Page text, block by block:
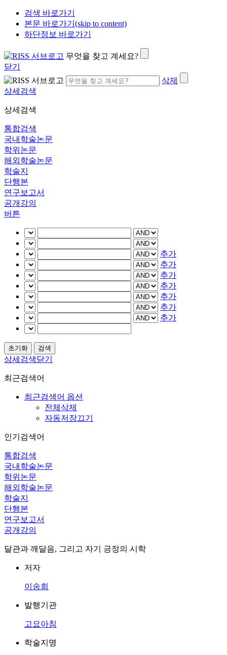
검색 바로가기
본문 바로가기(skip to content)
하단정보 바로가기
무엇을 찾고 계세요?
닫기
삭제
상세검색
상세검색
통합검색
국내학술논문
학위논문
해외학술논문
학술지
단행본
연구보고서
공개강의
버튼
추가
추가
추가
추가
추가
추가
추가
상세검색닫기
최근검색어
최근검색어 옵션
전체삭제
자동저장끄기
인기검색어
통합검색
국내학술논문
학위논문
해외학술논문
학술지
단행본
연구보고서
공개강의
달관과 깨달음, 그리고 자기 긍정의 시학
저자
이송희
발행기관
고요아침
학술지명